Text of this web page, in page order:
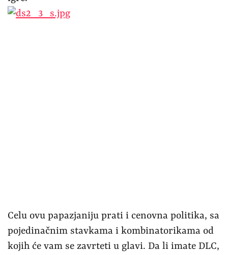
Celu ovu papazjaniju prati i cenovna politika, sa
pojedinačnim stavkama i kombinatorikama od
kojih će vam se zavrteti u glavi. Da li imate DLC,